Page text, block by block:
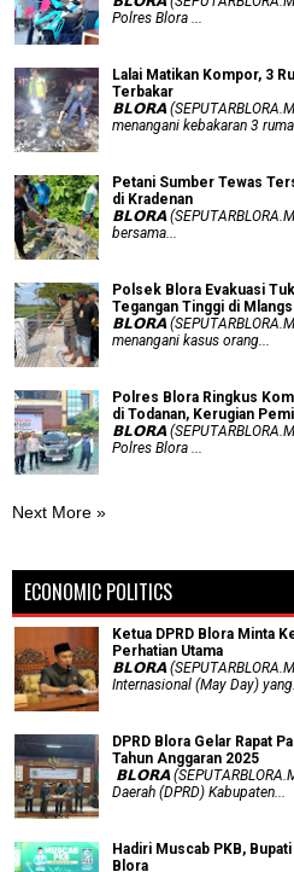
Polres Blora ...
Lalai Matikan Kompor, 3
Terbakar
𝗕𝗟𝗢𝗥𝗔
menangani kebakaran 3
Petani Sumber Tewas
di Kradenan
𝗕𝗟𝗢𝗥𝗔
bersama...
Polsek Blora Evakuasi
Tegangan Tinggi di
𝗕𝗟𝗢𝗥𝗔
menangani kasus orang...
Polres Blora Ringkus
di Todanan, Kerugian
𝗕𝗟𝗢𝗥𝗔
Polres Blora ...
Next More »
ECONOMIC POLITICS
Ketua DPRD Blora Minta
Perhatian Utama
​𝗕𝗟𝗢𝗥𝗔
Internasional (May Day)
DPRD Blora Gelar Rapat
Tahun Anggaran 2025
𝗕𝗟𝗢𝗥𝗔
Daerah (DPRD) Kabupaten...
Hadiri Muscab PKB,
Blora